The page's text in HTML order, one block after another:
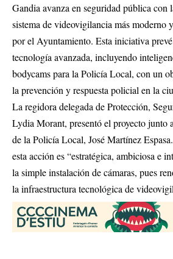
Gandia avanza en seguridad pública con
sistema de videovigilancia más moderno
por el Ayuntamiento. Esta iniciativa
tecnología avanzada, incluyendo
bodycams para la Policía Local, con un
la prevención y respuesta policial en la
La regidora delegada de Protección,
Lydia Morant, presentó el proyecto junto
de la Policía Local, José Martínez
esta acción es “estratégica, ambiciosa e
la simple instalación de cámaras, pues
la infraestructura tecnológica de